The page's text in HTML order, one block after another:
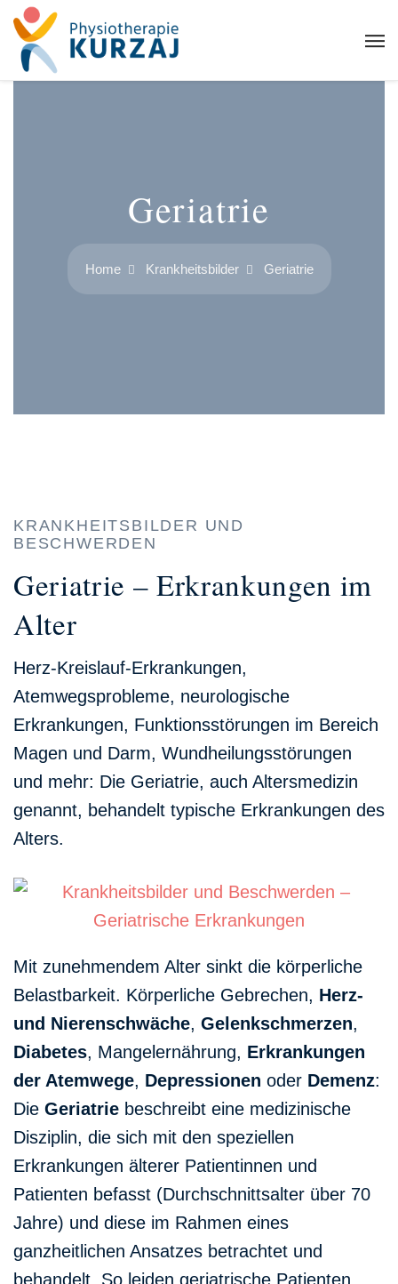
Geriatrie
Home Krankheitsbilder Geriatrie
KRANKHEITSBILDER UND
BESCHWERDEN
Geriatrie – Erkrankungen im
Alter
Herz-Kreislauf-Erkrankungen,
Atemwegsprobleme, neurologische
Erkrankungen, Funktionsstörungen im Bereich
Magen und Darm, Wundheilungsstörungen
und mehr: Die Geriatrie, auch Altersmedizin
genannt, behandelt typische Erkrankungen des
Alters.
Mit zunehmendem Alter sinkt die körperliche
Belastbarkeit. Körperliche Gebrechen, Herz-
und Nierenschwäche, Gelenkschmerzen,
Diabetes, Mangelernährung, Erkrankungen
der Atemwege, Depressionen oder Demenz:
Die Geriatrie beschreibt eine medizinische
Disziplin, die sich mit den speziellen
Erkrankungen älterer Patientinnen und
Patienten befasst (Durchschnittsalter über 70
Jahre) und diese im Rahmen eines
ganzheitlichen Ansatzes betrachtet und
behandelt. So leiden geriatrische Patienten